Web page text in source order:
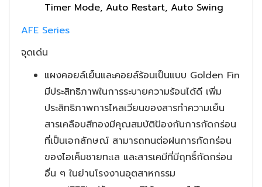
Timer Mode, Auto Restart, Auto Swing
AFE Series
จุดเด่น
แผงคอยล์เย็นและคอยล์ร้อนเป็นแบบ Golden Fin
มีประสิทธิภาพในการระบายความร้อนได้ดี เพิ่ม
ประสิทธิภาพการไหลเวียนของสารทําความเย็น
สารเคลือบสีทองมีคุณสมบัติป้องกันการกัดกร่อน
ที่เป็นเอกลักษณ์ สามารถทนต่อฝนการกัดกร่อน
ของไอเค็มชายทะเล และสารเคมีที่มีฤทธิ์กัดกร่อน
อื่น ๆ ในย่านโรงงานอุตสาหกรรม